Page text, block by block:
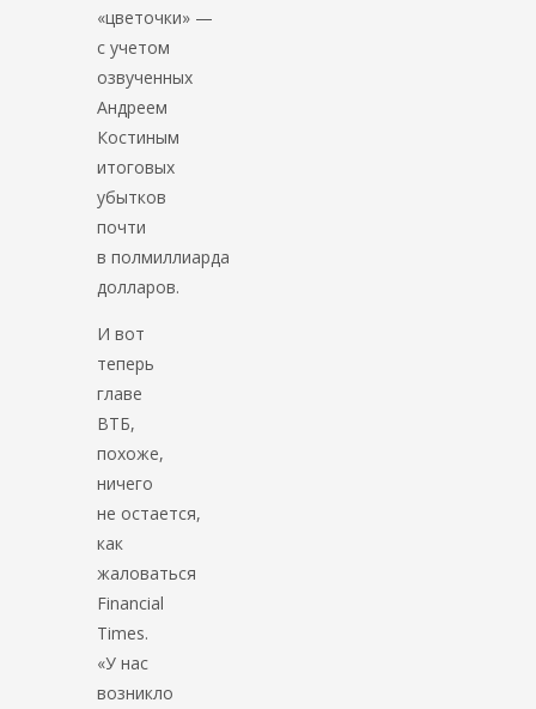
«цветочки» —
с учетом
озвученных
Андреем
Костиным
итоговых
убытков
почти
в полмиллиарда
долларов.
И вот
теперь
главе
ВТБ,
похоже,
ничего
не остается,
как
жаловаться
Financial
Times.
«У нас
возникло